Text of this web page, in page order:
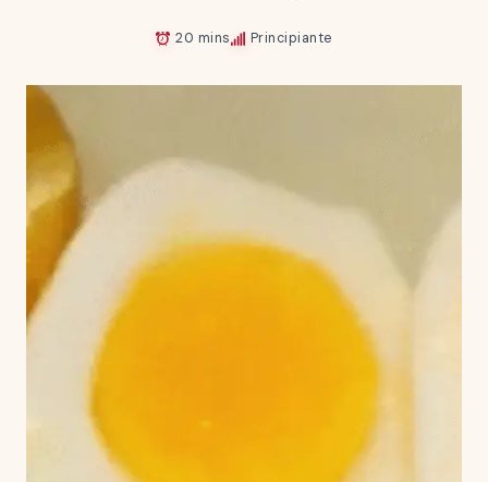
20 mins Principiante